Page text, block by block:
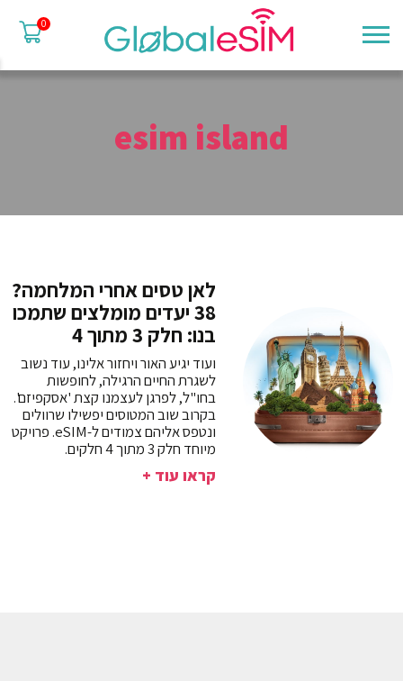
0
esim island
לאן טסים אחרי המלחמה?
38 יעדים מומלצים שתמכו
בנו: חלק 3 מתוך 4
ועוד יגיע האור ויחזור אלינו, עוד נשוב
לשגרת החיים הרגילה, לחופשות
בחו"ל, לפרגן לעצמנו קצת 'אסקפיזם'.
בקרוב שוב המטוסים יפשילו שרוולים
ונטפס אליהם צמודים ל-eSIM. פרויקט
מיוחד חלק 3 מתוך 4 חלקים.
קראו עוד +